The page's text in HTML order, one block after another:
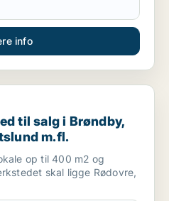
info
i Brøndby, Rødovre eller
til salg i Brøndby,
m.fl.
op til 400 m2 og
skal ligge Rødovre,